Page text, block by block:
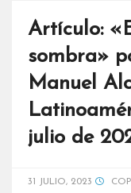
Artículo:
sombra»
Manuel
julio de
31 JULIO, 2023